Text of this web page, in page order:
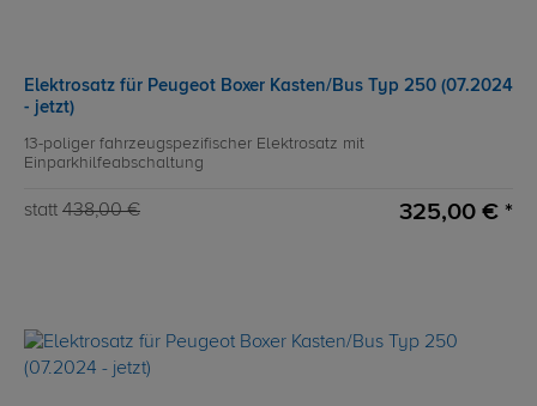
Elektrosatz für Peugeot Boxer Kasten/Bus Typ 250 (07.2024
- jetzt)
13-poliger fahrzeugspezifischer Elektrosatz mit
Einparkhilfeabschaltung
statt 438,00 € 325,00 € *